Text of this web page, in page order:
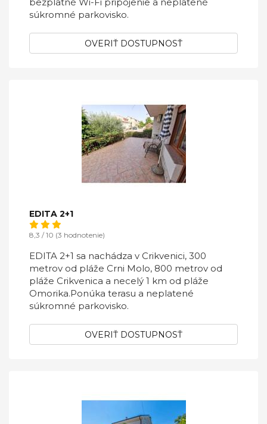
súkromné ​​parkovisko.
OVERIŤ DOSTUPNOSŤ
EDITA 2+1
8,3 / 10 (3 hodnotenie)
EDITA 2+1 sa nachádza v Crikvenici, 300
metrov od pláže Crni Molo, 800 metrov od
pláže Crikvenica a necelý 1 km od pláže
Omorika.Ponúka terasu a neplatené
súkromné ​​parkovisko.
OVERIŤ DOSTUPNOSŤ